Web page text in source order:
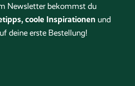
Newsletter bekommst du
coole Inspirationen und
deine erste Bestellung!